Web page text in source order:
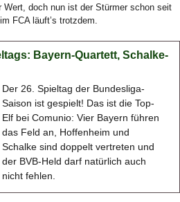
Wert, doch nun ist der Stürmer schon seit
FCA läuft’s trotzdem.
Bayern-Quartett, Schalke-
Der 26. Spieltag der Bundesliga-
Saison ist gespielt! Das ist die Top-
Elf bei Comunio: Vier Bayern führen
das Feld an, Hoffenheim und
Schalke sind doppelt vertreten und
der BVB-Held darf natürlich auch
nicht fehlen.